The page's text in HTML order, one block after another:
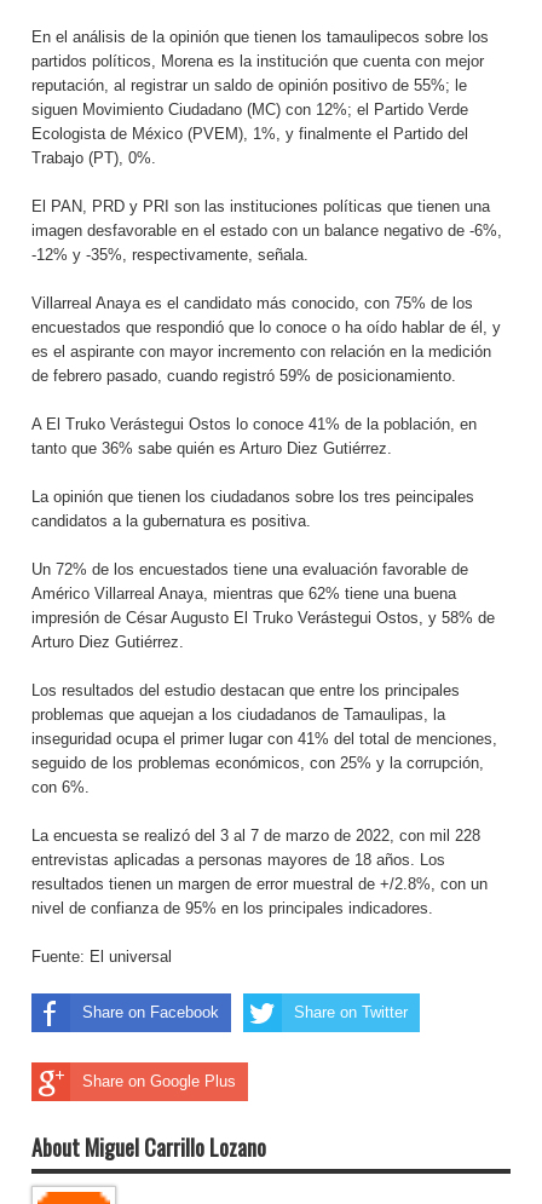
En el análisis de la opinión que tienen los tamaulipecos sobre los
partidos políticos, Morena es la institución que cuenta con mejor
reputación, al registrar un saldo de opinión positivo de 55%; le
siguen Movimiento Ciudadano (MC) con 12%; el Partido Verde
Ecologista de México (PVEM), 1%, y finalmente el Partido del
Trabajo (PT), 0%.
El PAN, PRD y PRI son las instituciones políticas que tienen una
imagen desfavorable en el estado con un balance negativo de -6%,
-12% y -35%, respectivamente, señala.
Villarreal Anaya es el candidato más conocido, con 75% de los
encuestados que respondió que lo conoce o ha oído hablar de él, y
es el aspirante con mayor incremento con relación en la medición
de febrero pasado, cuando registró 59% de posicionamiento.
A El Truko Verástegui Ostos lo conoce 41% de la población, en
tanto que 36% sabe quién es Arturo Diez Gutiérrez.
La opinión que tienen los ciudadanos sobre los tres peincipales
candidatos a la gubernatura es positiva.
Un 72% de los encuestados tiene una evaluación favorable de
Américo Villarreal Anaya, mientras que 62% tiene una buena
impresión de César Augusto El Truko Verástegui Ostos, y 58% de
Arturo Diez Gutiérrez.
Los resultados del estudio destacan que entre los principales
problemas que aquejan a los ciudadanos de Tamaulipas, la
inseguridad ocupa el primer lugar con 41% del total de menciones,
seguido de los problemas económicos, con 25% y la corrupción,
con 6%.
La encuesta se realizó del 3 al 7 de marzo de 2022, con mil 228
entrevistas aplicadas a personas mayores de 18 años. Los
resultados tienen un margen de error muestral de +/2.8%, con un
nivel de confianza de 95% en los principales indicadores.
Fuente: El universal
Share on Facebook Share on Twitter
Share on Google Plus
About Miguel Carrillo Lozano